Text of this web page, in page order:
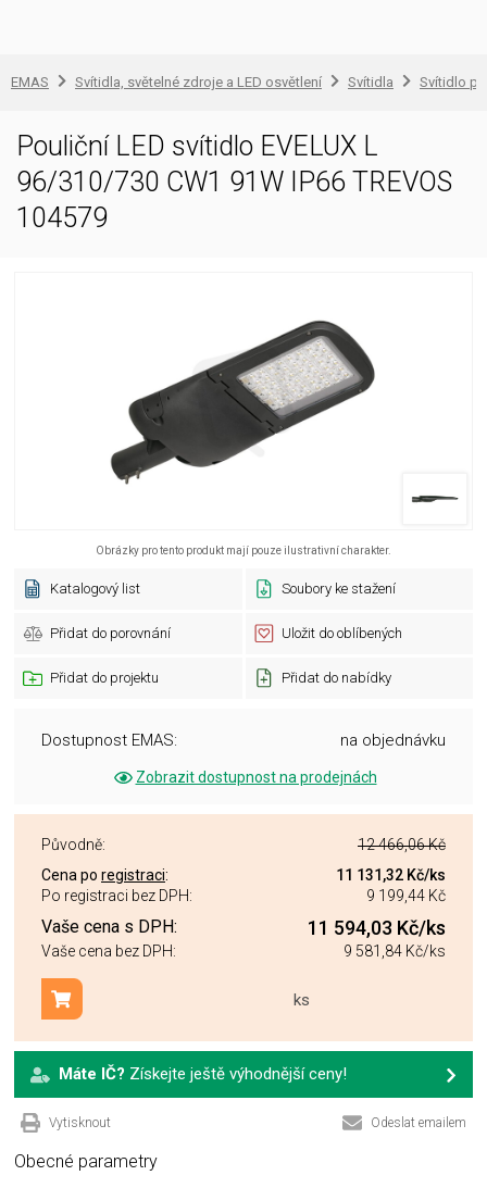
EMAS Svítidla, světelné zdroje a LED osvětlení Svítidla Svítidlo
Pouliční LED svítidlo EVELUX L
96/310/730 CW1 91W IP66 TREVOS
104579
Obrázky pro tento produkt mají pouze ilustrativní charakter.
Katalogový list Soubory ke stažení
Přidat do porovnání Uložit do oblíbených
Přidat do projektu Přidat do nabídky
Dostupnost EMAS: na objednávku
Zobrazit dostupnost na prodejnách
Původně:
12 466,06 Kč
Cena po registraci: 11 131,32 Kč/ks
Po registraci bez DPH:
9 199,44 Kč
Vaše cena s DPH: 11 594,03 Kč/ks
Vaše cena bez DPH: 9 581,84 Kč/ks
ks
Přidat do košíku
Máte IČ? Získejte ještě výhodnější ceny!
Vytisknout Odeslat emailem
Obecné parametry